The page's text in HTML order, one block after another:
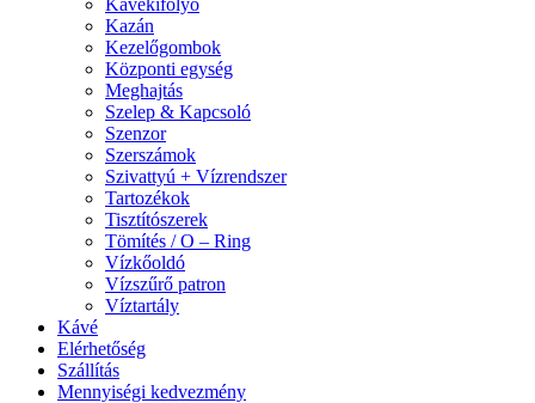
Kávékifolyó
Kazán
Kezelőgombok
Központi egység
Meghajtás
Szelep & Kapcsoló
Szenzor
Szerszámok
Szivattyú + Vízrendszer
Tartozékok
Tisztítószerek
Tömítés / O – Ring
Vízkőoldó
Vízszűrő patron
Víztartály
Kávé
Elérhetőség
Szállítás
Mennyiségi kedvezmény